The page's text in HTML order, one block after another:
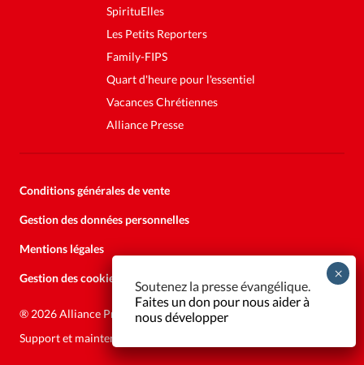
SpirituElles
Les Petits Reporters
Family-FIPS
Quart d'heure pour l'essentiel
Vacances Chrétiennes
Alliance Presse
Conditions générales de vente
Gestion des données personnelles
Mentions légales
Gestion des cookies
® 2026 Alliance Presse
Support et maintenance:
Soutenez la presse évangélique.
Faites un don pour nous aider à
nous développer